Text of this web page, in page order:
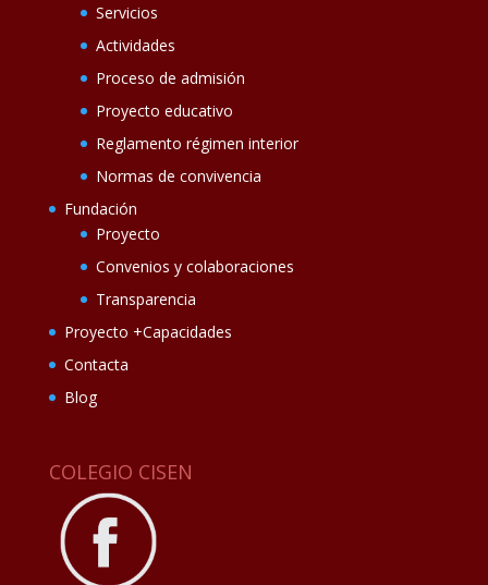
Servicios
Actividades
Proceso de admisión
Proyecto educativo
Reglamento régimen interior
Normas de convivencia
Fundación
Proyecto
Convenios y colaboraciones
Transparencia
Proyecto +Capacidades
Contacta
Blog
COLEGIO CISEN